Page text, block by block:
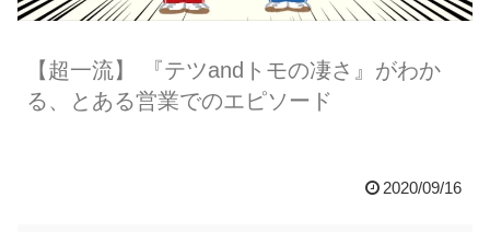
【超一流】 『テツandトモの凄さ』がわか
る、とある営業でのエピソード
2020/09/16